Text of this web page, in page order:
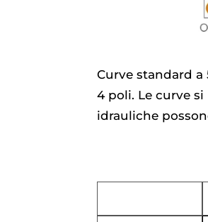
Curve standard a
4 poli. Le curve
idrauliche